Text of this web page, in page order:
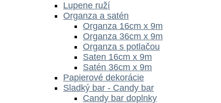
Lupene ruží
Organza a satén
Organza 16cm x 9m
Organza 36cm x 9m
Organza s potlačou
Saten 16cm x 9m
Satén 36cm x 9m
Papierové dekorácie
Sladký bar - Candy bar
Candy bar doplnky